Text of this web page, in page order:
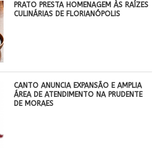
PRATO PRESTA HOMENAGEM ÀS RAÍZES
CULINÁRIAS DE FLORIANÓPOLIS
CANTO ANUNCIA EXPANSÃO E AMPLIA
ÁREA DE ATENDIMENTO NA PRUDENTE
DE MORAES